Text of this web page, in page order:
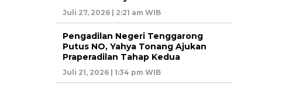
Juli 27, 2026 | 2:21 am WIB
Pengadilan Negeri Tenggarong
Putus NO, Yahya Tonang Ajukan
Praperadilan Tahap Kedua
Juli 21, 2026 | 1:34 pm WIB